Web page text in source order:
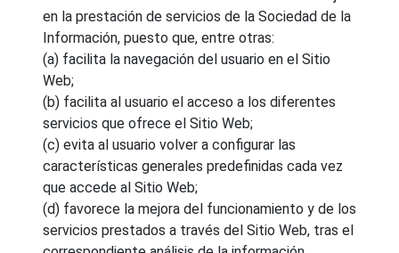
en la prestación de servicios de la Sociedad de la
Información, puesto que, entre otras:
(a) facilita la navegación del usuario en el Sitio
Web;
(b) facilita al usuario el acceso a los diferentes
servicios que ofrece el Sitio Web;
(c) evita al usuario volver a configurar las
características generales predefinidas cada vez
que accede al Sitio Web;
(d) favorece la mejora del funcionamiento y de los
servicios prestados a través del Sitio Web, tras el